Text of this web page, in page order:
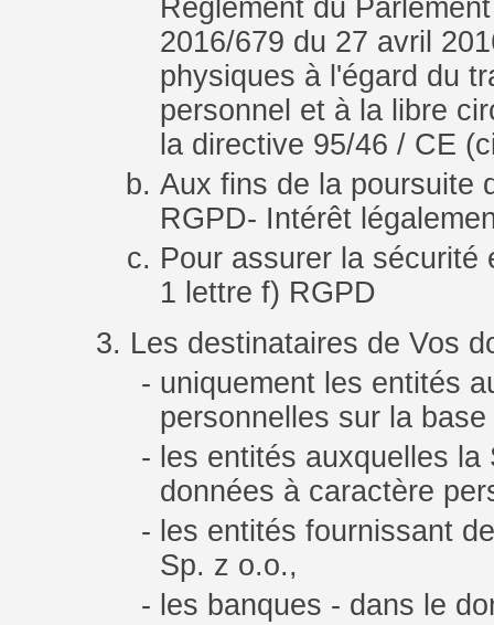
2016/679 du 27 avril
physiques à l'égard du
personnel et à la libre
la directive 95/46 / CE
Aux fins de la poursuite
RGPD- Intérêt
Pour assurer la
1 lettre f) RGPD
Les destinataires de Vos
uniquement les entités
personnelles sur la
les entités auxquelles
données à caractère
les entités fournissant
Sp. z o.o.,
les banques - dans le